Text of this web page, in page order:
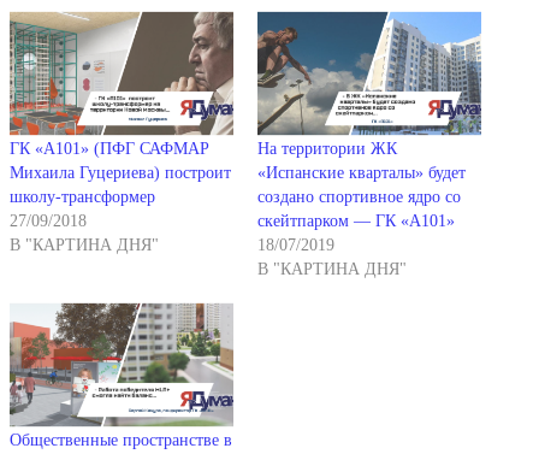
ГК «А101» (ПФГ САФМАР
Михаила Гуцериева) построит
школу-трансформер
27/09/2018
В "КАРТИНА ДНЯ"
На территории ЖК
«Испанские кварталы» будет
создано спортивное ядро со
скейтпарком — ГК «А101»
18/07/2019
В "КАРТИНА ДНЯ"
Общественные пространстве в